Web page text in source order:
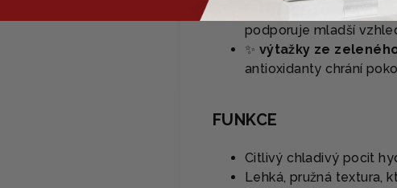
✨ Hydrolyzovaný
podporuje mladší
✨ výtažky ze
antioxidanty chrání
FUNKCE
Citlivý chladivý pocit
Lehká, pružná textura,